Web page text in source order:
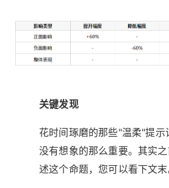
关键发现
花时间琢磨的那些"温柔"提示
没有想象的那么重要。其实
述这个命题，您可以看下文末